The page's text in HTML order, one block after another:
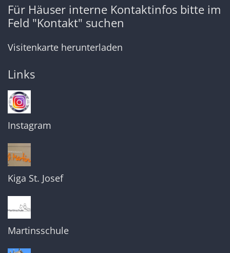
Für Häuser interne Kontaktinfos bitte im
Feld "Kontakt" suchen
Visitenkarte herunterladen
Links
Instagram
Kiga St. Josef
Martinsschule